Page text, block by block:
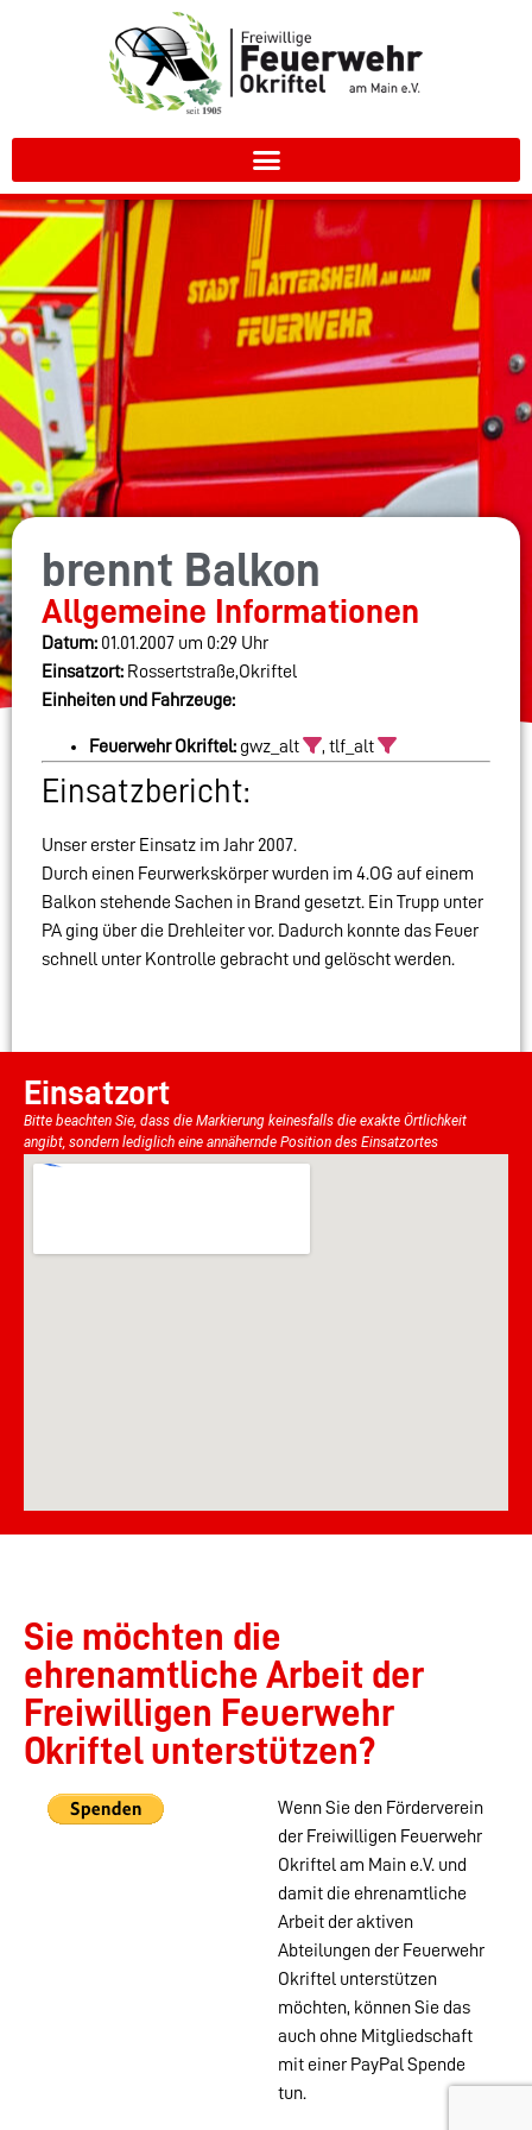
brennt Balkon
Allgemeine Informationen
Datum: 01.01.2007 um 0:29 Uhr
Einsatzort: Rossertstraße,Okriftel
Einheiten und Fahrzeuge:
Feuerwehr Okriftel: gwz_alt , tlf_alt
Einsatzbericht:
Unser erster Einsatz im Jahr 2007.
Durch einen Feurwerkskörper wurden im 4.OG auf einem
Balkon stehende Sachen in Brand gesetzt. Ein Trupp unter
PA ging über die Drehleiter vor. Dadurch konnte das Feuer
schnell unter Kontrolle gebracht und gelöscht werden.
Einsatzort
Bitte beachten Sie, dass die Markierung keinesfalls die exakte Örtlichkeit
angibt, sondern lediglich eine annähernde Position des Einsatzortes
Sie möchten die
ehrenamtliche Arbeit der
Freiwilligen Feuerwehr
Okriftel unterstützen?
Wenn Sie den Förderverein
der Freiwilligen Feuerwehr
Okriftel am Main e.V. und
damit die ehrenamtliche
Arbeit der aktiven
Abteilungen der Feuerwehr
Okriftel unterstützen
möchten, können Sie das
auch ohne Mitgliedschaft
mit einer PayPal Spende
tun.